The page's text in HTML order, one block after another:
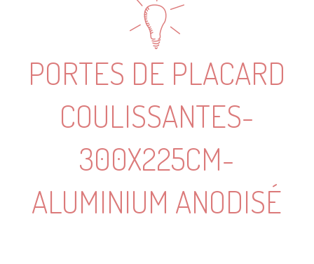
PORTES DE PLACARD
COULISSANTES-
300X225CM-
ALUMINIUM ANODISÉ